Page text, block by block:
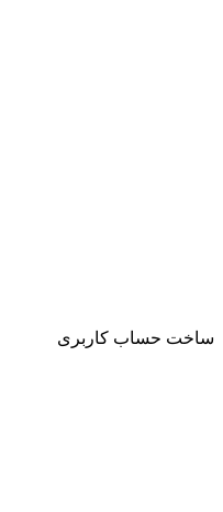
ساخت حساب کاربری